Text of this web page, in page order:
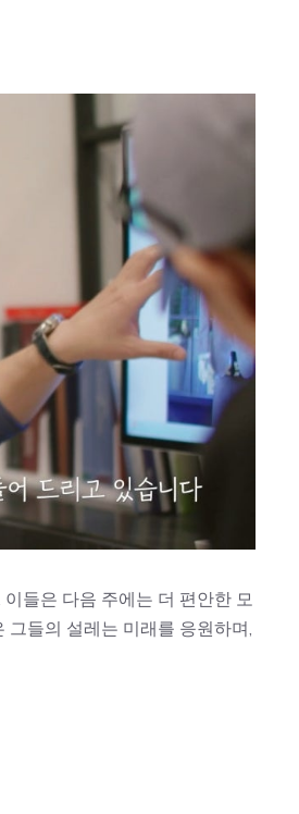
들은 다음 주에는 더 편안한 모
들의 설레는 미래를 응원하며,